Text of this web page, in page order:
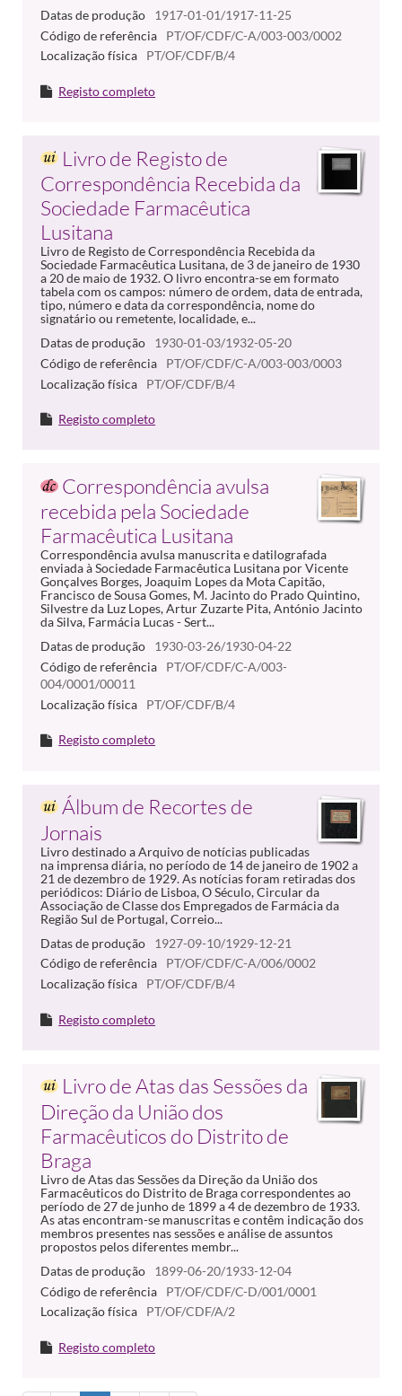
Datas de produção
1917-01-01/1917-11-25
Código de referência
PT/OF/CDF/C-A/003-003/0002
Localização física
PT/OF/CDF/B/4
Registo completo
Livro de Registo de
Correspondência Recebida da
Sociedade Farmacêutica
Lusitana
Livro de Registo de Correspondência Recebida da
Sociedade Farmacêutica Lusitana, de 3 de janeiro de 1930
a 20 de maio de 1932. O livro encontra-se em formato
tabela com os campos: número de ordem, data de entrada,
tipo, número e data da correspondência, nome do
signatário ou remetente, localidade, e...
Datas de produção
1930-01-03/1932-05-20
Código de referência
PT/OF/CDF/C-A/003-003/0003
Localização física
PT/OF/CDF/B/4
Registo completo
Correspondência avulsa
recebida pela Sociedade
Farmacêutica Lusitana
Correspondência avulsa manuscrita e datilografada
enviada à Sociedade Farmacêutica Lusitana por Vicente
Gonçalves Borges, Joaquim Lopes da Mota Capitão,
Francisco de Sousa Gomes, M. Jacinto do Prado Quintino,
Silvestre da Luz Lopes, Artur Zuzarte Pita, António Jacinto
da Silva, Farmácia Lucas - Sert...
Datas de produção
1930-03-26/1930-04-22
Código de referência
PT/OF/CDF/C-A/003-
004/0001/00011
Localização física
PT/OF/CDF/B/4
Registo completo
Álbum de Recortes de
Jornais
Livro destinado a Arquivo de notícias publicadas
na imprensa diária, no período de 14 de janeiro de 1902 a
21 de dezembro de 1929. As notícias foram retiradas dos
periódicos: Diário de Lisboa, O Século, Circular da
Associação de Classe dos Empregados de Farmácia da
Região Sul de Portugal, Correio...
Datas de produção
1927-09-10/1929-12-21
Código de referência
PT/OF/CDF/C-A/006/0002
Localização física
PT/OF/CDF/B/4
Registo completo
Livro de Atas das Sessões da
Direção da União dos
Farmacêuticos do Distrito de
Braga
Livro de Atas das Sessões da Direção da União dos
Farmacêuticos do Distrito de Braga correspondentes ao
período de 27 de junho de 1899 a 4 de dezembro de 1933.
As atas encontram-se manuscritas e contêm indicação dos
membros presentes nas sessões e análise de assuntos
propostos pelos diferentes membr...
Datas de produção
1899-06-20/1933-12-04
Código de referência
PT/OF/CDF/C-D/001/0001
Localização física
PT/OF/CDF/A/2
Registo completo